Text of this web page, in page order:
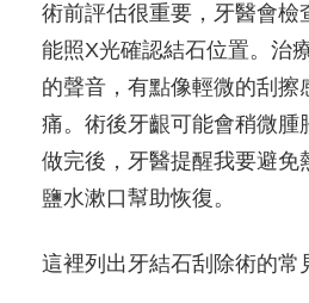
術前評估很重要，牙醫會檢
能照X光確認結石位置。治
的聲音，有點像輕微的刮擦
痛。術後牙齦可能會稍微腫
做完後，牙醫提醒我要避免
鹽水漱口幫助恢復。
這裡列出牙結石刮除術的常